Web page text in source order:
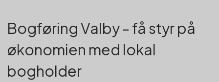
Bogføring Valby - få styr på
økonomien med lokal
bogholder